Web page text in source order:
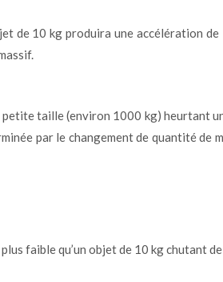
de 10 kg produira une accélération de
taille (environ 1000 kg) heurtant
par le changement de quantité de
faible qu’un objet de 10 kg chutant de